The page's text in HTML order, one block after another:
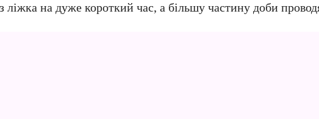
ліжка на дуже короткий час, а більшу частину доби